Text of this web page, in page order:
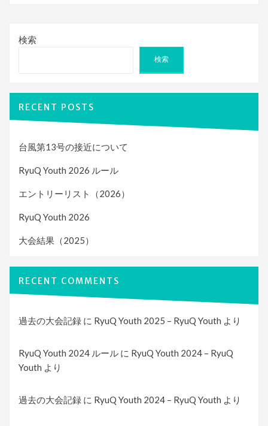
検索
検索
RECENT POSTS
台風第13号の接近について
RyuQ Youth 2026 ルール
エントリーリスト（2026）
RyuQ Youth 2026
大会結果（2025）
RECENT COMMENTS
過去の大会記録 に RyuQ Youth 2025 – RyuQ Youth より
RyuQ Youth 2024 ルール に RyuQ Youth 2024 – RyuQ
Youth より
過去の大会記録 に RyuQ Youth 2024 – RyuQ Youth より